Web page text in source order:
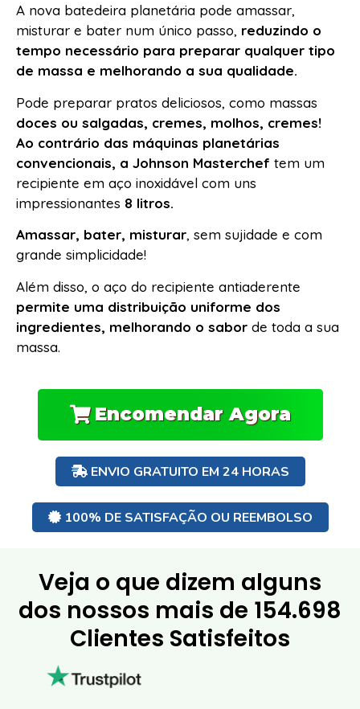
A nova batedeira planetária pode amassar,
misturar e bater num único passo, reduzindo o
tempo necessário para preparar qualquer tipo
de massa e melhorando a sua qualidade.
Pode preparar pratos deliciosos, como massas
doces ou salgadas, cremes, molhos, cremes!
Ao contrário das máquinas planetárias
convencionais, a Johnson Masterchef tem um
recipiente em aço inoxidável com uns
impressionantes 8 litros.
Amassar, bater, misturar, sem sujidade e com
grande simplicidade!
Além disso, o aço do recipiente antiaderente
permite uma distribuição uniforme dos
ingredientes, melhorando o sabor de toda a sua
massa.
Encomendar Agora
ENVIO GRATUITO EM 24 HORAS
100% DE SATISFAÇÃO OU REEMBOLSO
Veja o que dizem alguns
dos nossos mais de 154.698
Clientes Satisfeitos